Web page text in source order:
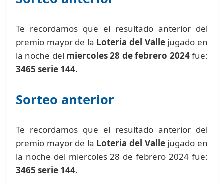
Te recordamos que el resultado anterior del
premio mayor de la Loteria del Vallejugado en
la noche del miercoles 28 de febrero 2024fue:
3465 serie 144.
Sorteo anterior
Te recordamos que el resultado anterior del
premio mayor de la Loteria del Vallejugado en
la noche del miercoles 28 de febrero 2024 fue:
3465 serie 144.